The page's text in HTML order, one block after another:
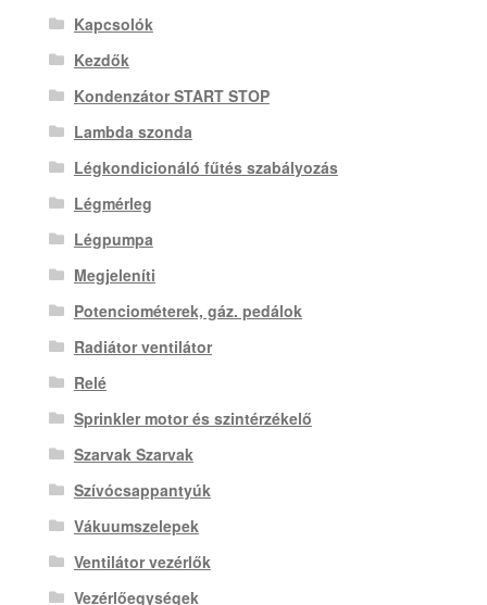
Kapcsolók
Kezdők
Kondenzátor START STOP
Lambda szonda
Légkondicionáló fűtés szabályozás
Légmérleg
Légpumpa
Megjeleníti
Potenciométerek, gáz. pedálok
Radiátor ventilátor
Relé
Sprinkler motor és szintérzékelő
Szarvak Szarvak
Szívócsappantyúk
Vákuumszelepek
Ventilátor vezérlők
Vezérlőegységek